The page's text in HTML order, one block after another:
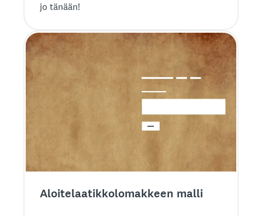
jo tänään!
Aloitelaatikko­lomakkeen malli